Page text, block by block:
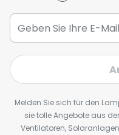
Melden Sie sich für den
sie tolle Angebote aus
Ventilatoren,